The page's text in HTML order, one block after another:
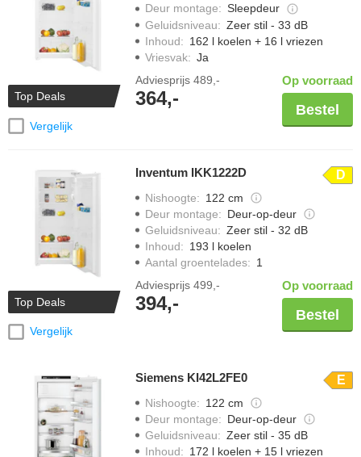
Top Deals
Vergelijk
Deur montage: Sleepdeur
Geluidsniveau: Zeer stil - 33 dB
Inhoud: 162 l koelen + 16 l vriezen
Vriesvak: Ja
Adviesprijs 489,-
364,-
Op voorraad
Bestel
Top Deals
Vergelijk
Inventum IKK1222D D
Nishoogte: 122 cm
Deur montage: Deur-op-deur
Geluidsniveau: Zeer stil - 32 dB
Inhoud: 193 l koelen
Aantal groentelades: 1
Adviesprijs 499,-
394,-
Op voorraad
Bestel
Siemens KI42L2FE0 E
Nishoogte: 122 cm
Deur montage: Deur-op-deur
Geluidsniveau: Zeer stil - 35 dB
Inhoud: 172 l koelen + 15 l vriezen